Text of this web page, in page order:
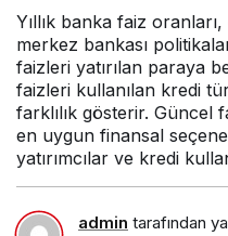
Yıllık banka faiz
merkez bankası
faizleri yatırılan paraya
faizleri kullanılan kredi
farklılık gösterir. Güncel
en uygun finansal
yatırımcılar ve kredi
admin tarafından